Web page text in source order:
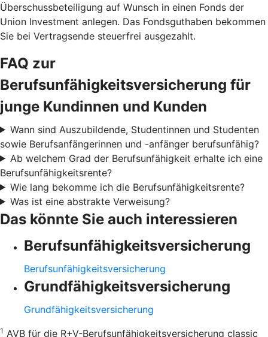
Überschussbeteiligung auf Wunsch in einen Fonds der
Union Investment anlegen. Das Fondsguthaben bekommen
Sie bei Vertragsende steuerfrei ausgezahlt.
FAQ zur
Berufsunfähigkeitsversicherung für
junge Kundinnen und Kunden
Wann sind Auszubildende, Studentinnen und Studenten
sowie Berufsanfängerinnen und -anfänger berufsunfähig?
Ab welchem Grad der Berufsunfähigkeit erhalte ich eine
Berufsunfähigkeitsrente?
Wie lang bekomme ich die Berufsunfähigkeitsrente?
Was ist eine abstrakte Verweisung?
Das könnte Sie auch interessieren
Berufsunfähigkeitsversicherung
Berufsunfähigkeitsversicherung
Grundfähigkeitsversicherung
Grundfähigkeitsversicherung
1 AVB für die R+V-Berufsunfähigkeitsversicherung classic